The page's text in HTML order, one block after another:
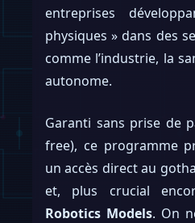
entreprises
physiques » dans des
comme l’industrie, la
autonome.
Garanti sans prise de
free), ce programme
un accès direct au
et, plus crucial
Robotics Models. On